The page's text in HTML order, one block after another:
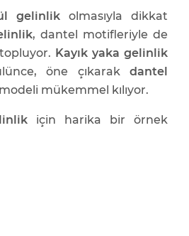
gelinlik olmasıyla dikkat
, dantel motifleriyle de
Kayık yaka gelinlik
öne çıkarak dantel
mükemmel kılıyor.
için harika bir örnek